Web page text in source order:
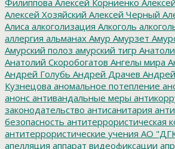
Алексей Хозяйский Алексей Черный
Алиса алкоголизация Алкоголь
аллергия альманах Амур Амурзет
Амурский полоз амурский тигр
Анатолий Скоробогатов Ангелы мира
Андрей Голубь Андрей Драчев
Кузнецова аномальное потепление
анонс антивандальные меры
законодательство антисанитария
безопасность антитеррористическая
антитеррористические учения АО
апелляция аппарат видеофиксации